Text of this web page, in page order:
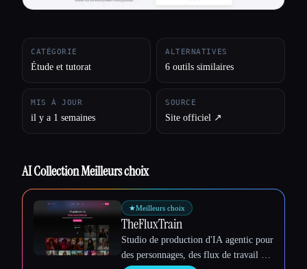
Esc
CATÉGORIE
Étude et tutorat
ALTERNATIVES
6 outils similaires
MIS À JOUR
il y a 1 semaines
SOURCE
Site officiel ↗︎
AI Collection Meilleurs choix
★Meilleurs choix
TheFluxTrain
Studio de production d'IA agentic pour
des personnages, des flux de travail et